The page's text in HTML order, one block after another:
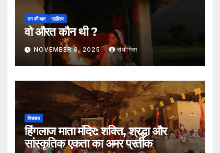
मन की बात साहित्य
वो औरत कौन थी ?
NOVEMBER 8, 2025 संयोगिता
विरासत
हिंगलाज माता मंदिर: शक्ति, श्रद्धा और
सांस्कृतिक एकता का अमर प्रतीक